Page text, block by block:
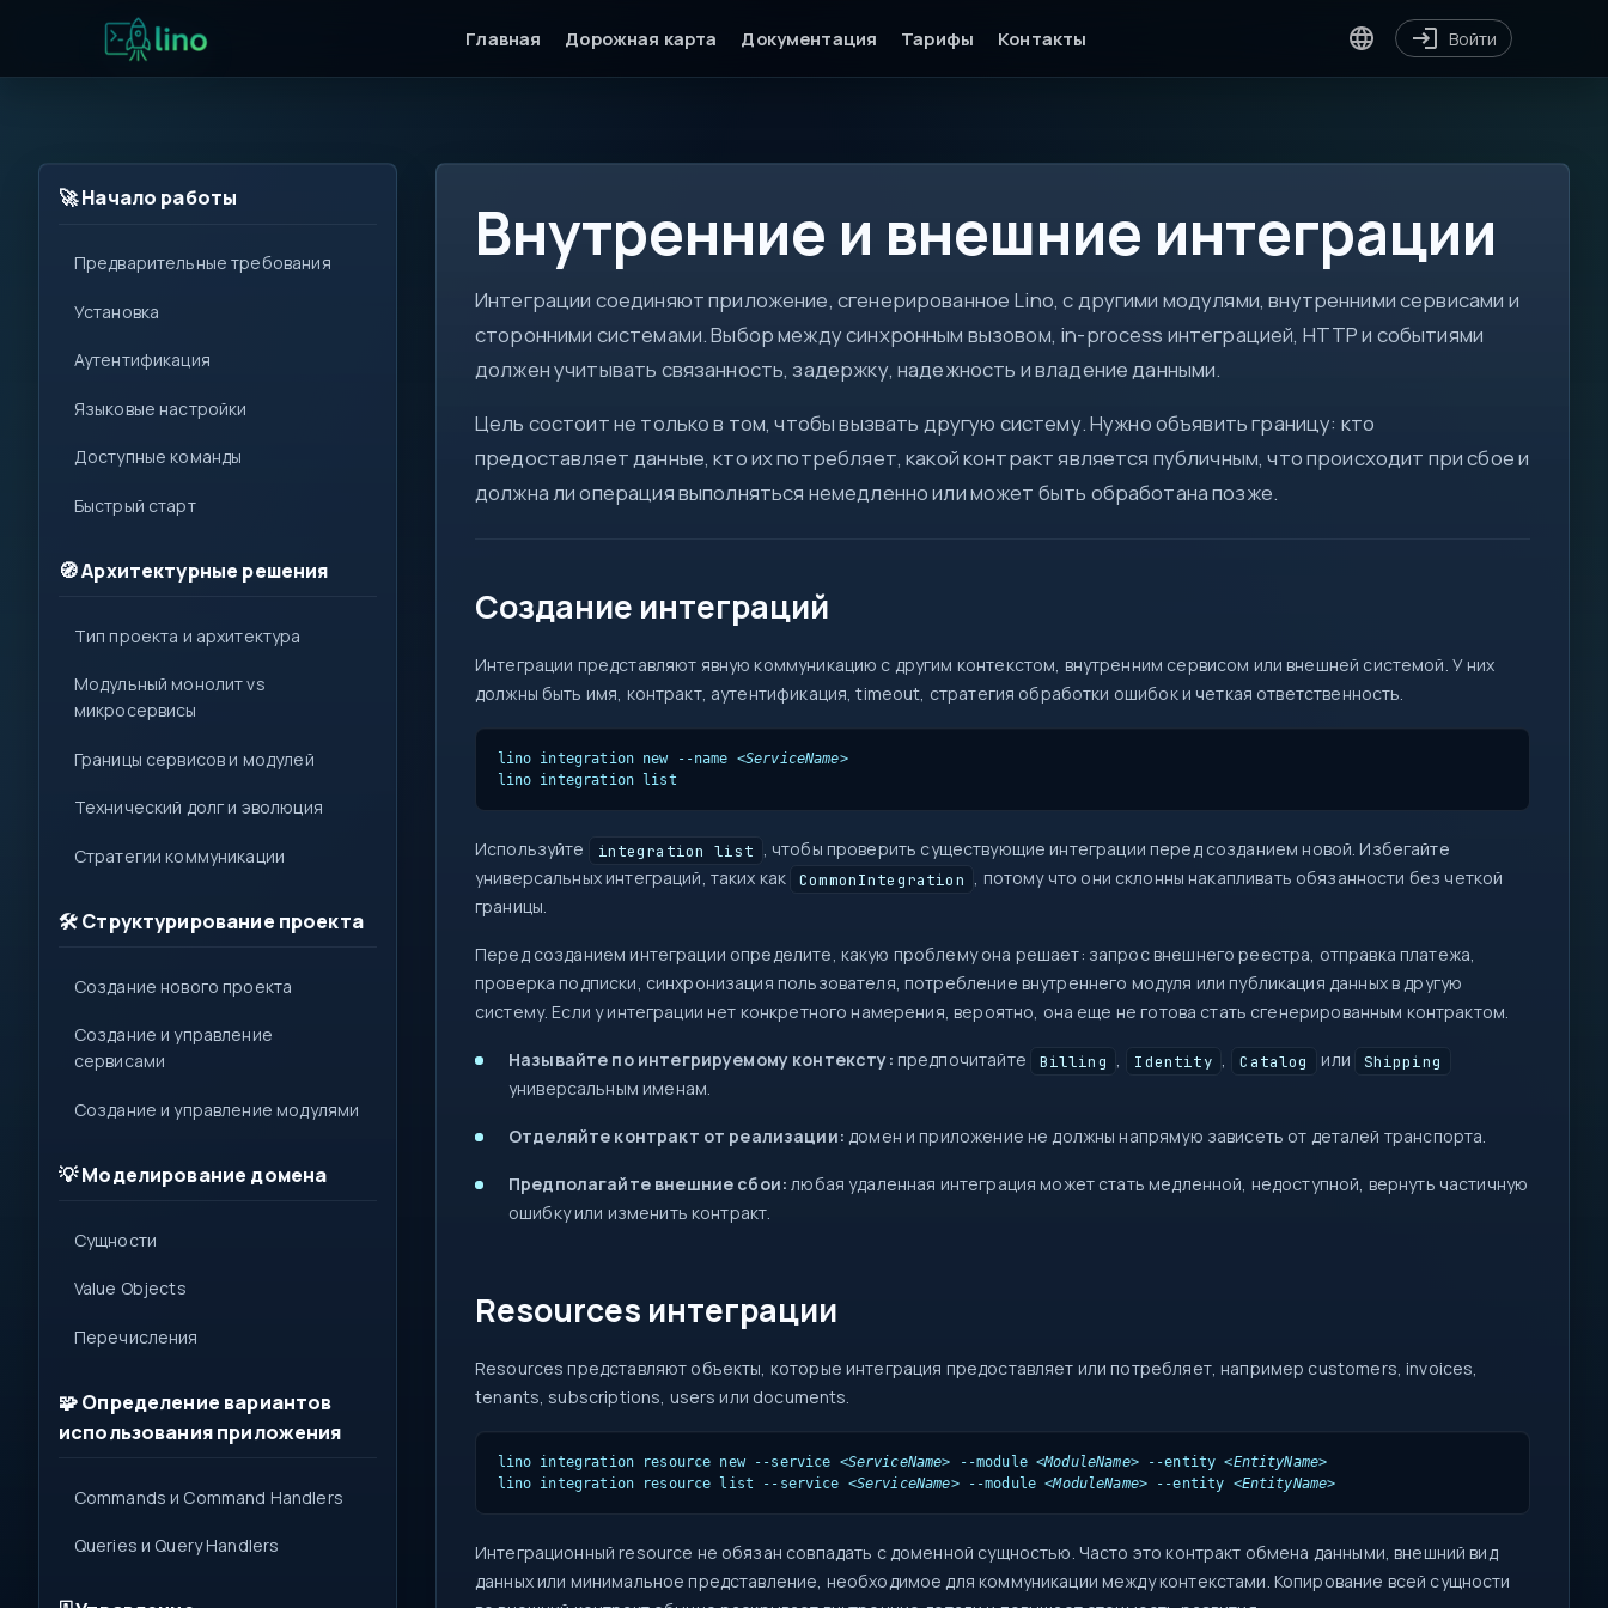
0
{ }
=>
?.
new
::
for
i++
!=
<T>
get
set
src
=>
Task
new
try
map
{ }
await
[]
=>
new
DTO
ctx
async
=>
[ ]
?.
I/O
Главная Дорожная карта Документация Тарифы Контакты Войти
🚀 Начало работы
Предварительные требования
Установка
Аутентификация
Языковые настройки
Доступные команды
Быстрый старт
🧭 Архитектурные решения
Тип проекта и архитектура
Модульный монолит vs
микросервисы
Границы сервисов и модулей
Технический долг и эволюция
Стратегии коммуникации
🛠️ Структурирование проекта
Создание нового проекта
Создание и управление
сервисами
Создание и управление модулями
💡 Моделирование домена
Сущности
Value Objects
Перечисления
🧩 Определение вариантов
использования приложения
Commands и Command Handlers
Queries и Query Handlers
Внутренние и внешние интеграции
Интеграции соединяют приложение, сгенерированное Lino, с другими модулями, внутренними сервисами и
сторонними системами. Выбор между синхронным вызовом, in-process интеграцией, HTTP и событиями
должен учитывать связанность, задержку, надежность и владение данными.
Цель состоит не только в том, чтобы вызвать другую систему. Нужно объявить границу: кто
предоставляет данные, кто их потребляет, какой контракт является публичным, что происходит при сбое и
должна ли операция выполняться немедленно или может быть обработана позже.
Создание интеграций
Интеграции представляют явную коммуникацию с другим контекстом, внутренним сервисом или внешней системой. У них
должны быть имя, контракт, аутентификация, timeout, стратегия обработки ошибок и четкая ответственность.
lino integration new --name <ServiceName>
lino integration list
Используйте integration list , чтобы проверить существующие интеграции перед созданием новой. Избегайте
универсальных интеграций, таких как
CommonIntegration , потому что они склонны накапливать обязанности без четкой
границы.
Перед созданием интеграции определите, какую проблему она решает: запрос внешнего реестра, отправка платежа,
проверка подписки, синхронизация пользователя, потребление внутреннего модуля или публикация данных в другую
систему. Если у интеграции нет конкретного намерения, вероятно, она еще не готова стать сгенерированным контрактом.
Называйте по интегрируемому контексту: предпочитайте Billing , Identity , Catalog или Shipping
универсальным именам.
Отделяйте контракт от реализации: домен и приложение не должны напрямую зависеть от деталей транспорта.
Предполагайте внешние сбои: любая удаленная интеграция может стать медленной, недоступной, вернуть частичную
ошибку или изменить контракт.
Resources интеграции
Resources представляют объекты, которые интеграция предоставляет или потребляет, например customers, invoices,
tenants, subscriptions, users или documents.
lino integration resource new --service <ServiceName> --module <ModuleName> --entity <EntityName>
lino integration resource list --service <ServiceName> --module <ModuleName> --entity <EntityName>
Интеграционный resource не обязан совпадать с доменной сущностью. Часто это контракт обмена данными, внешний вид
данных или минимальное представление, необходимое для коммуникации между контекстами. Копирование всей сущности